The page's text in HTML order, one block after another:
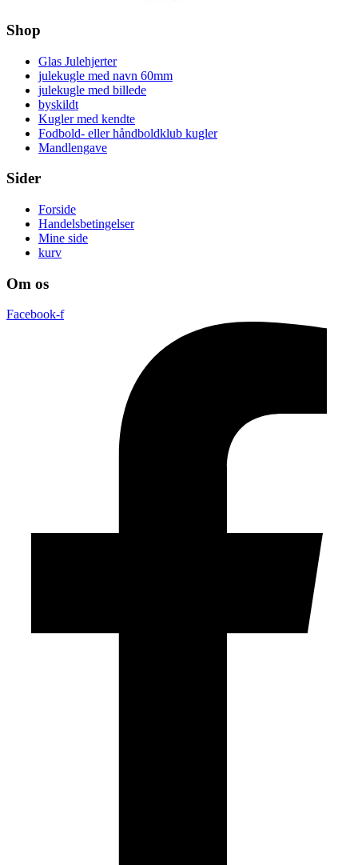
Shop
Glas Julehjerter
julekugle med navn 60mm
julekugle med billede
byskildt
Kugler med kendte
Fodbold- eller håndboldklub kugler
Mandlengave
Sider
Forside
Handelsbetingelser
Mine side
kurv
Om os
Facebook-f